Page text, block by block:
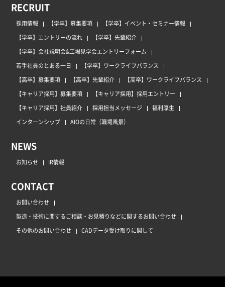
RECRUIT
採用情報 【学卒】募集要項
【学卒】イベント・セミナー情報
【学卒】エントリーの流れ
【学卒】先輩紹介
【学卒】会社説明会&工場見学会エントリーフォーム
若手社員のとある一日
【学卒】ワークライフバランス
【高卒】募集要項
【高卒】先輩紹介
【高卒】ワークライフバランス
【キャリア採用】募集要項
【キャリア採用】採用エントリー
【キャリア採用】社員紹介
採用担当メッセージ
福利厚生
インターンシップ
AIOの日常（職場風景）
NEWS
お知らせ IR情報
CONTACT
お問い合わせ
製造・技術に関するご相談・お見積りなどに関するお問い合わせ
その他のお問い合わせ
CADデータ受け取りに関して